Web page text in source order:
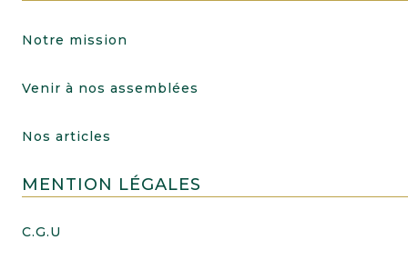
Notre mission
Venir à nos assemblées
Nos articles
MENTION LÉGALES
C.G.U